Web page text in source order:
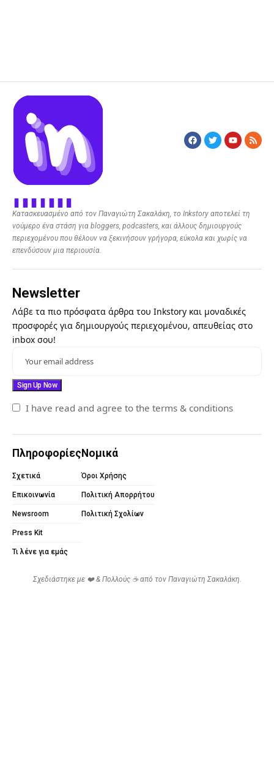
Κατασκευασμένο από τον Παναγιώτη Σακαλάκη, το Inkstory αποτελεί τη
νούμερο ένα στάση για bloggers, podcasters, και άλλους δημιουργούς
περιεχομένου που θέλουν να ξεκινήσουν γρήγορα, εύκολα και χωρίς να
επενδύσουν μια περιουσία.
Newsletter
Λάβε τα πιο πρόσφατα άρθρα του Inkstory και μοναδικές
προσφορές για δημιουργούς περιεχομένου, απευθείας στο
inbox σου!
I have read and agree to the terms & conditions
Πληροφορίες
Σχετικά
Επικοινωνία
Newsroom
Press Kit
Τι λένε για εμάς
Νομικά
Όροι Χρήσης
Πολιτική Απορρήτου
Πολιτική Σχολίων
Σχεδιάστηκε με ❤️ & Πολλούς ☕ από τον Παναγιώτη Σακαλάκη